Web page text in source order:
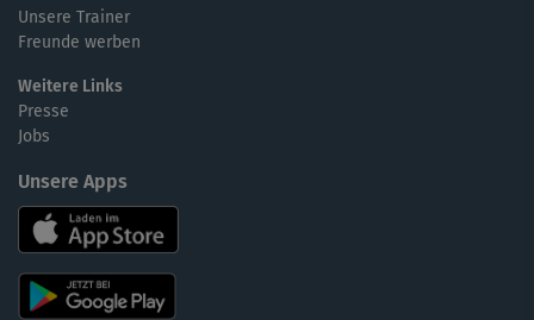
Unsere Trainer
Freunde werben
Weitere Links
Presse
Jobs
Unsere Apps